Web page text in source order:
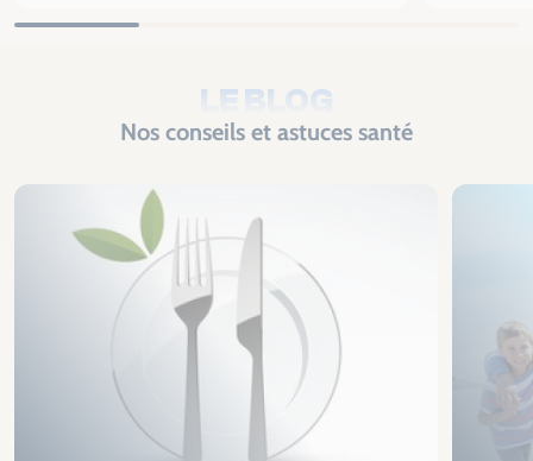
LE BLOG
Nos conseils et astuces santé